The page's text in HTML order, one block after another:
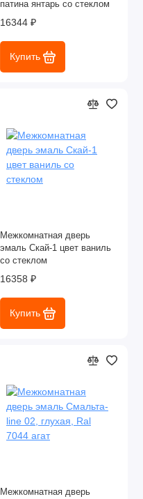
патина янтарь со стеклом
16344 ₽
Купить
Межкомнатная дверь
эмаль Скай-1 цвет ваниль
со стеклом
16358 ₽
Купить
Межкомнатная дверь